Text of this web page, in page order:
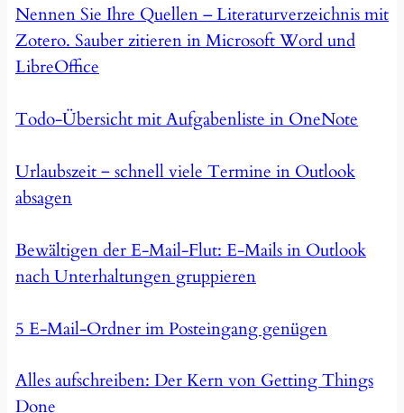
Nennen Sie Ihre Quellen – Literaturverzeichnis mit
Zotero. Sauber zitieren in Microsoft Word und
LibreOffice
Todo-Übersicht mit Aufgabenliste in OneNote
Urlaubszeit ‒ schnell viele Termine in Outlook
absagen
Bewältigen der E-Mail-Flut: E-Mails in Outlook
nach Unterhaltungen gruppieren
5 E-Mail-Ordner im Posteingang genügen
Alles aufschreiben: Der Kern von Getting Things
Done